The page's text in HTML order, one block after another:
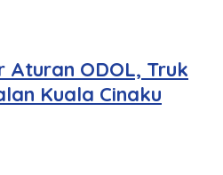
Aturan ODOL, Truk
Kuala Cinaku